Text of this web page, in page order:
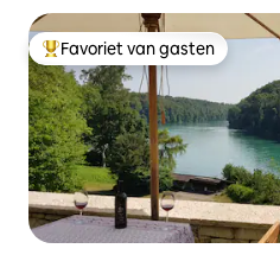
Topfavoriet van gasten
Favoriet van gasten